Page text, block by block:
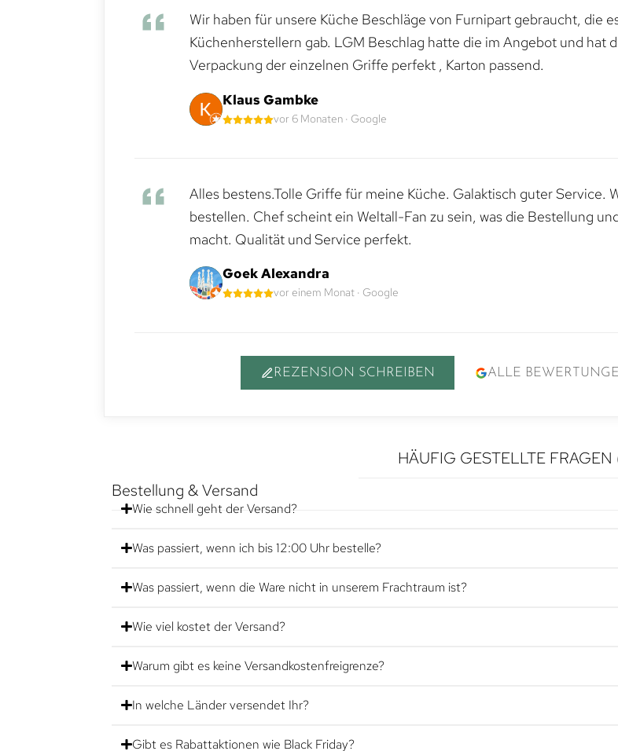
Wir haben für unsere Küche Beschläge von Furnipart gebraucht, die
Küchenherstellern gab. LGM Beschlag hatte die im Angebot und hat
Verpackung der einzelnen Griffe perfekt , Karton passend.
Klaus Gambke
vor 6 Monaten · Google
Alles bestens.Tolle Griffe für meine Küche. Galaktisch guter Service.
bestellen. Chef scheint ein Weltall-Fan zu sein, was die Bestellung
macht. Qualität und Service perfekt.
Goek Alexandra
vor einem Monat · Google
REZENSION SCHREIBEN ALLE
HÄUFIG GESTELLTE FRAGEN
Bestellung & Versand
Wie schnell geht der Versand?
Was passiert, wenn ich bis 12:00 Uhr bestelle?
Was passiert, wenn die Ware nicht in unserem Frachtraum ist?
Wie viel kostet der Versand?
Warum gibt es keine Versandkostenfreigrenze?
In welche Länder versendet Ihr?
Gibt es Rabattaktionen wie Black Friday?